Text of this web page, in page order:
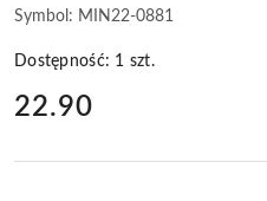
Symbol: MIN22-0881
Dostępność: 1 szt.
cena:
22.90